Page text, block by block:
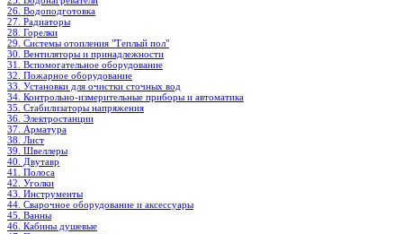
26. Водоподготовка
27. Радиаторы
28. Горелки
29. Системы отопления "Теплый пол"
30. Вентиляторы и принадлежности
31. Вспомогательное оборудование
32. Пожарное оборудование
33. Установки для очистки сточных вод
34. Контрольно-измерительные приборы и автоматика
35. Стабилизаторы напряжения
36. Электростанции
37. Арматура
38. Лист
39. Швеллеры
40. Двутавр
41. Полоса
42. Уголки
43. Инструменты
44. Сварочное оборудование и аксессуары
45. Ванны
46. Кабины душевые